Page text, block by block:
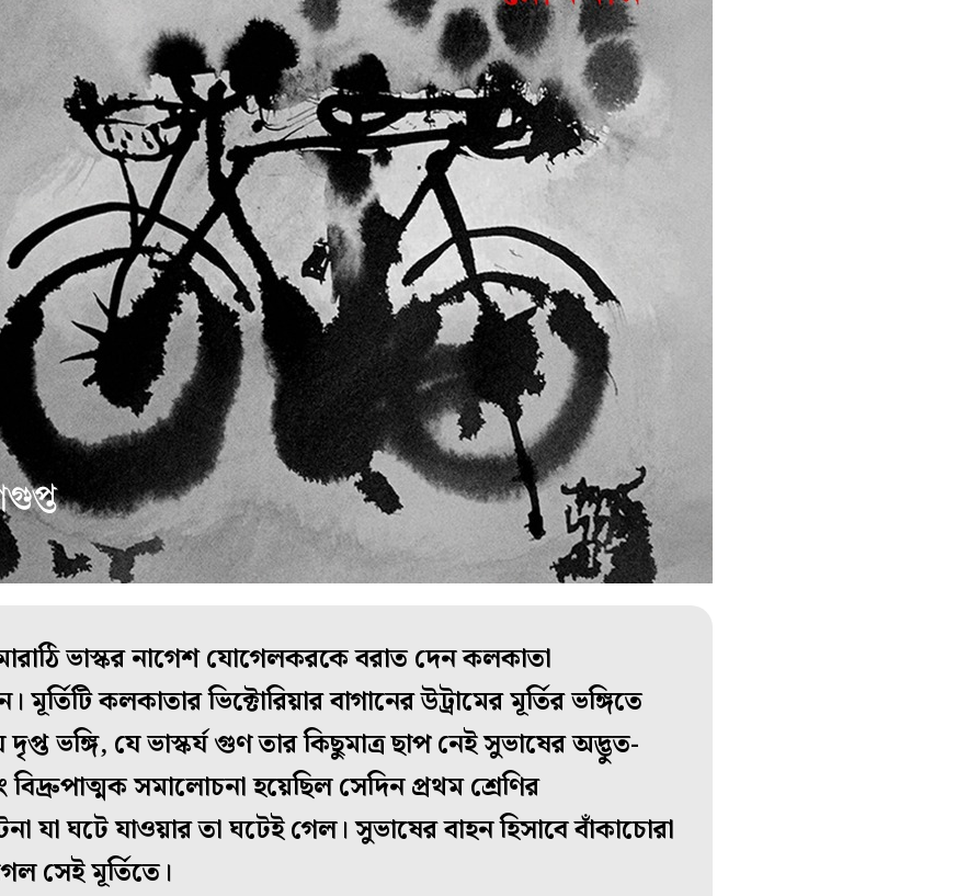
ভাস্কর নাগেশ যোগেলকরকে বরাত দেন কলকাতা
কলকাতার ভিক্টোরিয়ার বাগানের উট্রামের মূর্তির ভঙ্গিতে
ভঙ্গি, যে ভাস্কর্য গুণ তার কিছুমাত্র ছাপ নেই সুভাষের অদ্ভুত-
সমালোচনা হয়েছিল সেদিন প্রথম শ্রেণির
যা ঘটে যাওয়ার তা ঘটেই গেল। সুভাষের বাহন হিসাবে বাঁকাচোরা
সেই মূর্তিতে।